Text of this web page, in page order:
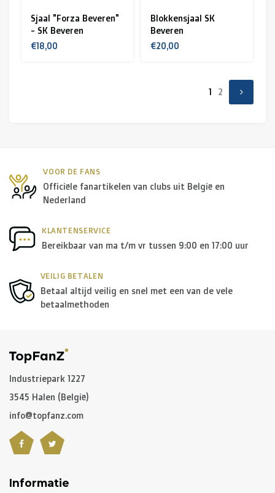
Sjaal "Forza Beveren"
- SK Beveren
€18,00
Blokkensjaal SK
Beveren
€20,00
1 2
VOOR DE FANS
Officiële fanartikelen van clubs uit België en
Nederland
KLANTENSERVICE
Bereikbaar van ma t/m vr tussen 9:00 en 17:00 uur
VEILIG BETALEN
Betaal altijd veilig en snel met een van de vele
betaalmethoden
Industriepark 1227
3545 Halen (België)
info@topfanz.com
Informatie